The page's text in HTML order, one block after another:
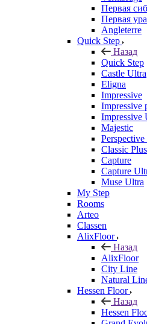
Первая
Первая
Angleterre
Quick Step
Назад
Quick Step
Castle Ultra
Eligna
Impressive
Impressive
Impressive
Majestic
Classic
Capture
Capture
Muse Ultra
My Step
Rooms
Arteo
Classen
AlixFloor
Назад
AlixFloor
City Line
Natural
Hessen Floor
Назад
Hessen